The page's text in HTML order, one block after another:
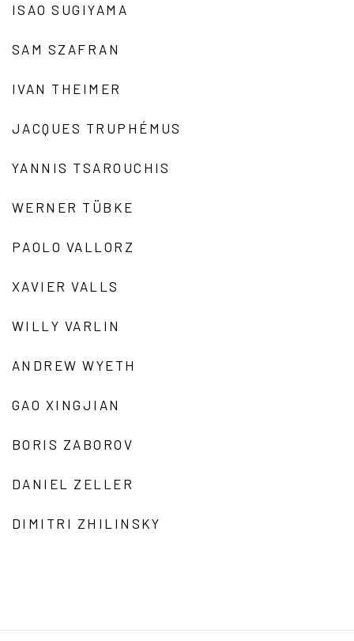
ISAO SUGIYAMA
SAM SZAFRAN
IVAN THEIMER
JACQUES TRUPHÉMUS
YANNIS TSAROUCHIS
WERNER TÜBKE
PAOLO VALLORZ
XAVIER VALLS
WILLY VARLIN
ANDREW WYETH
GAO XINGJIAN
BORIS ZABOROV
DANIEL ZELLER
DIMITRI ZHILINSKY